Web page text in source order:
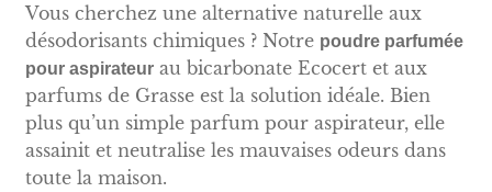
Vous cherchez une alternative naturelle aux
désodorisants chimiques ? Notre poudre parfumée
pour aspirateurau bicarbonate Ecocert et aux
parfums de Grasse est la solution idéale. Bien
plus qu’un simple parfum pour aspirateur, elle
assainit et neutralise les mauvaises odeurs dans
toute la maison.